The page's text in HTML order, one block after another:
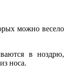
можно весело
в ноздрю,
носа.